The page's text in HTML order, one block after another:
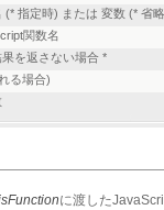
(* 指定時) または 変数 (* 省
関数名
を返さない場合 *
る場合)
に渡した